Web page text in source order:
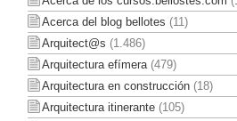
Acerca del blog bellotes (11)
Arquitect@s (1.486)
Arquitectura efímera(479)
Arquitectura en construcción(18)
Arquitectura itinerante(105)